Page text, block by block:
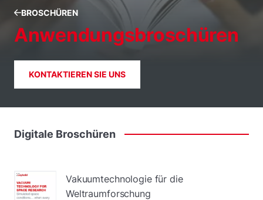
BROSCHÜREN
Anwendungsbroschüren
KONTAKTIEREN SIE UNS
Digitale Broschüren
Vakuumtechnologie für die
Weltraumforschung